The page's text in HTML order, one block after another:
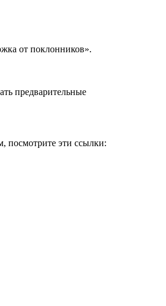
от поклонников».
предварительные
посмотрите эти ссылки: